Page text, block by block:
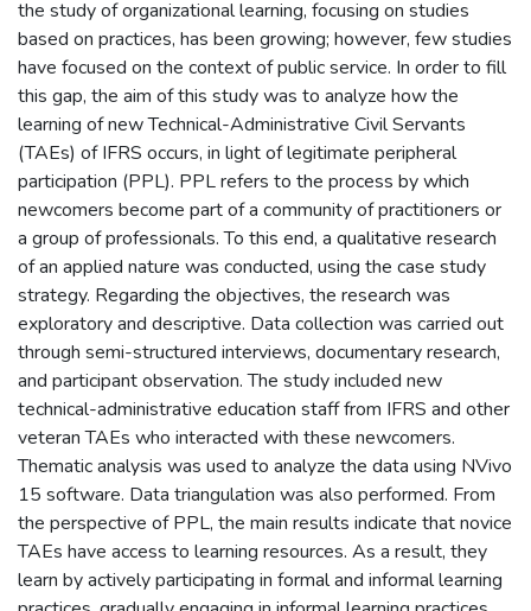
the study of organizational learning, focusing on studies
based on practices, has been growing; however, few studies
have focused on the context of public service. In order to fill
this gap, the aim of this study was to analyze how the
learning of new Technical-Administrative Civil Servants
(TAEs) of IFRS occurs, in light of legitimate peripheral
participation (PPL). PPL refers to the process by which
newcomers become part of a community of practitioners or
a group of professionals. To this end, a qualitative research
of an applied nature was conducted, using the case study
strategy. Regarding the objectives, the research was
exploratory and descriptive. Data collection was carried out
through semi-structured interviews, documentary research,
and participant observation. The study included new
technical-administrative education staff from IFRS and other
veteran TAEs who interacted with these newcomers.
Thematic analysis was used to analyze the data using NVivo
15 software. Data triangulation was also performed. From
the perspective of PPL, the main results indicate that novice
TAEs have access to learning resources. As a result, they
learn by actively participating in formal and informal learning